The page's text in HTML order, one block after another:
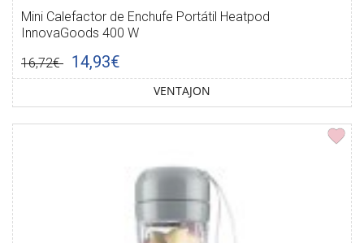
Mini Calefactor de Enchufe Portátil Heatpod
InnovaGoods 400 W
16,72€ 14,93€
VENTAJON